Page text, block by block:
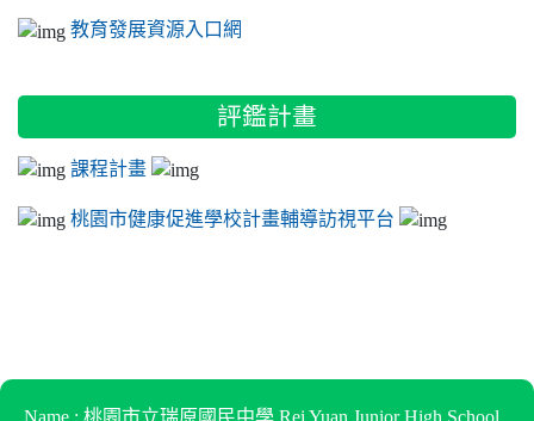
教育發展資源入口網
評鑑計畫
課程計畫
桃園市健康促進學校計畫輔導訪視平台